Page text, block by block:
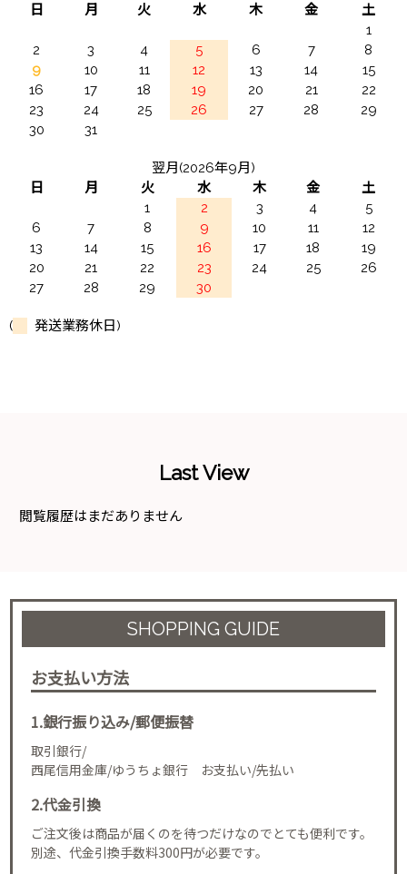
日
月 火 水 木 金
土
1
2
3 4 5 6 7
8
9
10 11 12 13 14
15
16
17 18 19 20 21
22
23
24 25 26 27 28
29
30
31
翌月(2026年9月)
日
月 火 水 木 金
土
1
2 3 4
5
6
7 8 9 10 11
12
13
14 15 16 17 18
19
20
21 22 23 24 25
26
27
28 29 30
( 発送業務休日)
Last View
閲覧履歴はまだありません
SHOPPING GUIDE
お支払い方法
1.銀行振り込み/郵便振替
取引銀行/
西尾信用金庫/ゆうちょ銀行 お支払い/先払い
2.代金引換
ご注文後は商品が届くのを待つだけなのでとても便利です。
別途、代金引換手数料300円が必要です。